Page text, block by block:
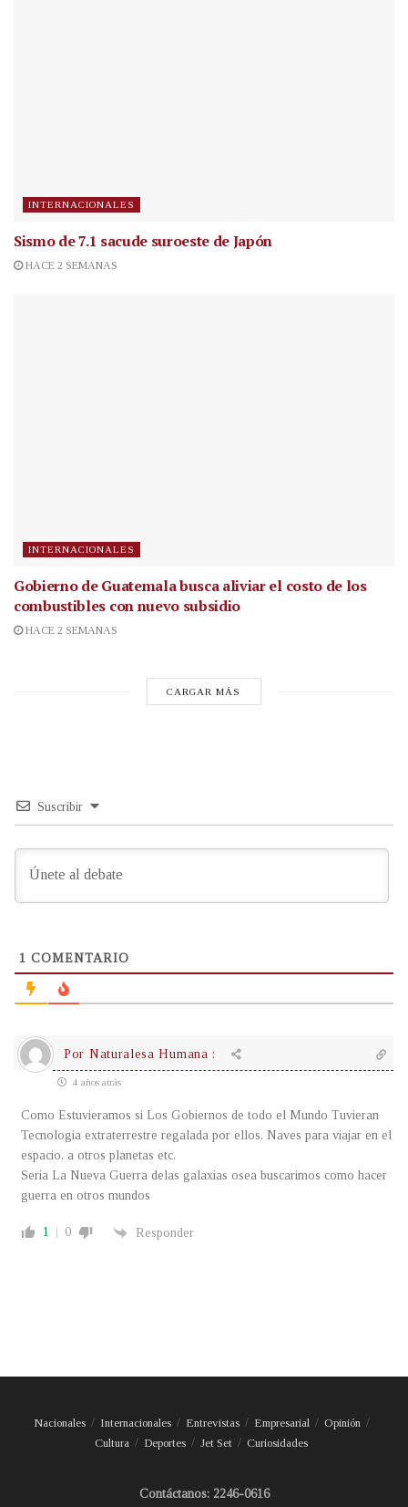
INTERNACIONALES
Sismo de 7.1 sacude suroeste de Japón
HACE 2 SEMANAS
INTERNACIONALES
Gobierno de Guatemala busca aliviar el costo de los
combustibles con nuevo subsidio
HACE 2 SEMANAS
CARGAR MÁS
Suscribir
1 COMENTARIO
Por Naturalesa Humana :
4 años atrás
Como Estuvieramos si Los Gobiernos de todo el Mundo Tuvieran
Tecnologia extraterrestre regalada por ellos. Naves para viajar en el
espacio, a otros planetas etc.
Seria La Nueva Guerra delas galaxias osea buscarimos como hacer
guerra en otros mundos
1 0 Responder
Nacionales Internacionales Entrevistas Empresarial
Opinión
Cultura
Deportes Jet Set Curiosidades
Contáctanos: 2246-0616